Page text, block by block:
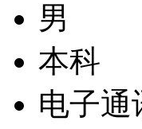
男
本科
电子通